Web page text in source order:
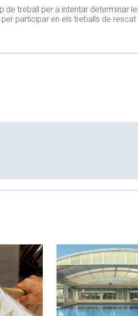
de treball per a intentar determinar
participar en els treballs de rescat